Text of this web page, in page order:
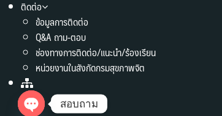
ติดต่อ
ข้อมูลการติดต่อ
Q&A ถาม-ตอบ
ช่องทางการติดต่อ/แนะนำ/ร้องเรียน
หน่วยงานในสังกัดกรมสุขภาพจิต
สอบถาม